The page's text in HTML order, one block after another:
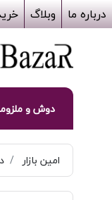
درباره ما وبلاگ
دوش و
امین بازار